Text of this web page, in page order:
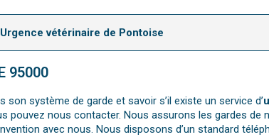
Urgence vétérinaire de Pontoise
95000
système de garde et savoir s’il existe un service d’
pouvez nous contacter. Nous assurons les gardes
avec nous. Nous disposons d’un standard